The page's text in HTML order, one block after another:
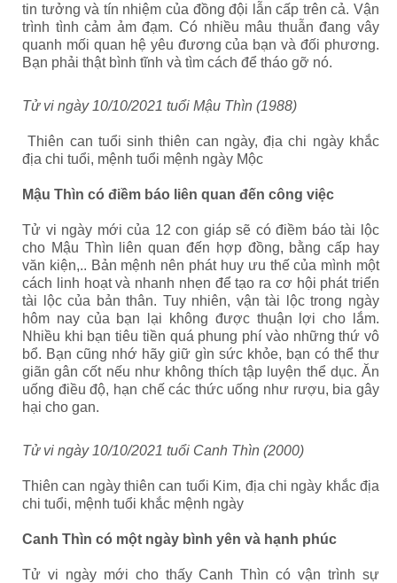
tin tưởng và tín nhiệm của đồng đội lẫn cấp trên cả. Vận
trình tình cảm ảm đạm. Có nhiều mâu thuẫn đang vây
quanh mối quan hệ yêu đương của bạn và đối phương.
Bạn phải thật bình tĩnh và tìm cách để tháo gỡ nó.
Tử vi ngày 10/10/2021 tuổi Mậu Thìn (1988)
Thiên can tuổi sinh thiên can ngày, địa chi ngày khắc
địa chi tuổi, mệnh tuổi mệnh ngày Mộc
Mậu Thìn có điềm báo liên quan đến công việc
Tử vi ngày mới của 12 con giáp sẽ có điềm báo tài lộc
cho Mậu Thìn liên quan đến hợp đồng, bằng cấp hay
văn kiện,.. Bản mệnh nên phát huy ưu thế của mình một
cách linh hoạt và nhanh nhẹn để tạo ra cơ hội phát triển
tài lộc của bản thân. Tuy nhiên, vận tài lộc trong ngày
hôm nay của bạn lại không được thuận lợi cho lắm.
Nhiều khi bạn tiêu tiền quá phung phí vào những thứ vô
bổ. Bạn cũng nhớ hãy giữ gìn sức khỏe, bạn có thể thư
giãn gân cốt nếu như không thích tập luyện thể dục. Ăn
uống điều độ, hạn chế các thức uống như rượu, bia gây
hại cho gan.
Tử vi ngày 10/10/2021 tuổi Canh Thìn (2000)
Thiên can ngày thiên can tuổi Kim, địa chi ngày khắc địa
chi tuổi, mệnh tuổi khắc mệnh ngày
Canh Thìn có một ngày bình yên và hạnh phúc
Tử vi ngày mới cho thấy Canh Thìn có vận trình sự